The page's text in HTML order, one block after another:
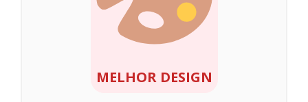
MELHOR DESIGN